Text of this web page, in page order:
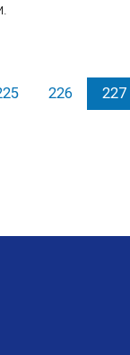
226 227